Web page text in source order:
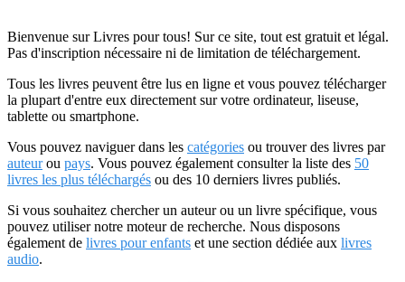
Bienvenue sur Livres pour tous! Sur ce site, tout est gratuit et légal.
Pas d'inscription nécessaire ni de limitation de téléchargement.
Tous les livres peuvent être lus en ligne et vous pouvez télécharger
la plupart d'entre eux directement sur votre ordinateur, liseuse,
tablette ou smartphone.
Vous pouvez naviguer dans les catégories ou trouver des livres par
auteurou pays. Vous pouvez également consulter la liste des 50
livres les plus téléchargés ou des 10 derniers livres publiés.
Si vous souhaitez chercher un auteur ou un livre spécifique, vous
pouvez utiliser notre moteur de recherche. Nous disposons
également de livres pour enfants et une section dédiée aux livres
audio.